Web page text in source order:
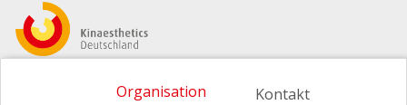
Organisation
Kontakt